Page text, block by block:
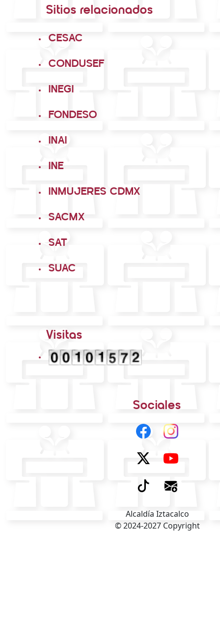
Sitios relacionados
CESAC
CONDUSEF
INEGI
FONDESO
INAI
INE
INMUJERES CDMX
SACMX
SAT
SUAC
Visitas
Sociales
Alcaldía Iztacalco
© 2024-2027 Copyright